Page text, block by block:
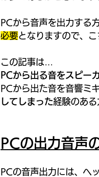
PCから音声を出力する
必要となりますので、
この記事は…
PCから出る音をスピー
PCから出た音を音響ミ
してしまった経験のある
PCの出力音声
PCの音声出力には、ヘ